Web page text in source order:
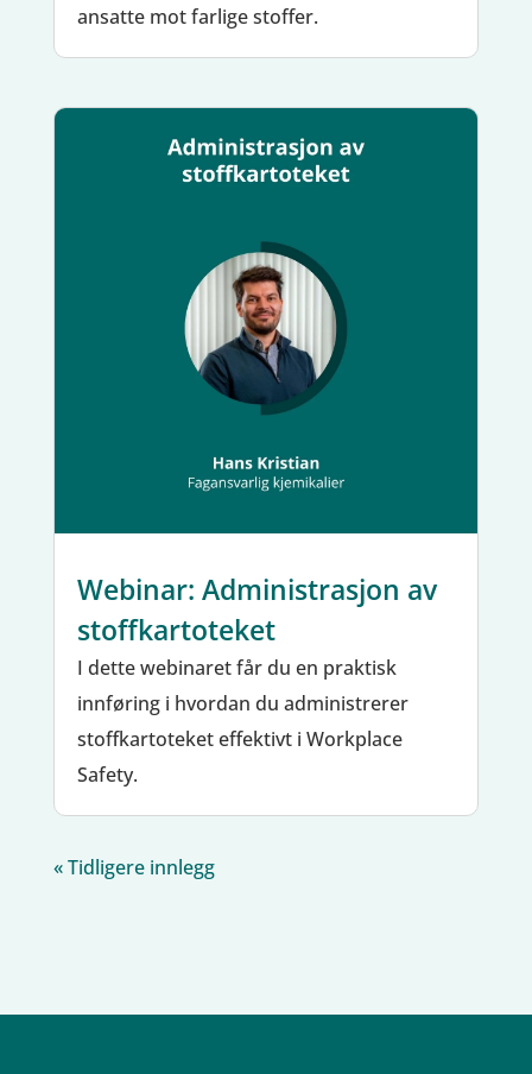
ansatte mot farlige stoffer.
Webinar: Administrasjon av
stoffkartoteket
I dette webinaret får du en praktisk
innføring i hvordan du administrerer
stoffkartoteket effektivt i Workplace
Safety.
« Tidligere innlegg